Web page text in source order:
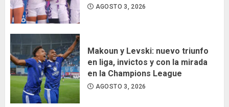
AGOSTO 3, 2026
Makoun y Levski: nuevo triunfo
en liga, invictos y con la mirada
en la Champions League
AGOSTO 3, 2026